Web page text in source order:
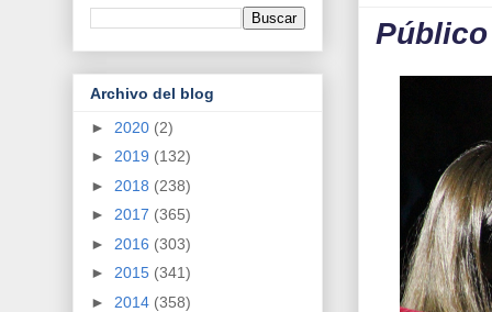
Archivo del blog
► 2020 (2)
► 2019 (132)
► 2018 (238)
► 2017 (365)
► 2016 (303)
► 2015 (341)
► 2014 (358)